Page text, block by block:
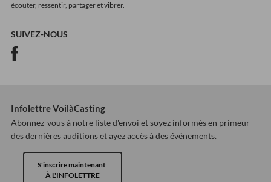
écouter, ressentir, partager et vibrer.
SUIVEZ-NOUS
Infolettre VoilàCasting
Abonnez-vous à notre liste d'envoi et soyez informés en primeur
des dernières auditions et ayez accès à des événements.
S'inscrire maintenant
À L'INFOLETTRE